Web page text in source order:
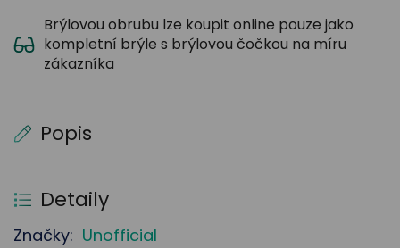
Popis
Detaily
Značky: Unofficial
Brýlovou obrubu lze koupit online pouze jako
kompletní brýle s brýlovou čočkou na míru
zákazníka